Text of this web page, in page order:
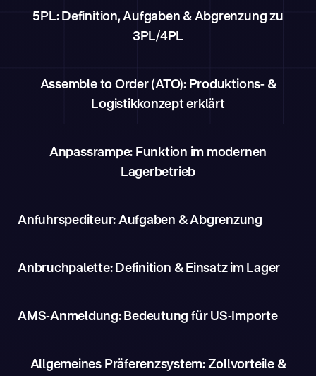
5PL: Definition, Aufgaben & Abgrenzung zu
3PL/4PL
Assemble to Order (ATO): Produktions- &
Logistikkonzept erklärt
Anpassrampe: Funktion im modernen
Lagerbetrieb
Anfuhrspediteur: Aufgaben & Abgrenzung
Anbruchpalette: Definition & Einsatz im Lager
AMS-Anmeldung: Bedeutung für US-Importe
Allgemeines Präferenzsystem: Zollvorteile &